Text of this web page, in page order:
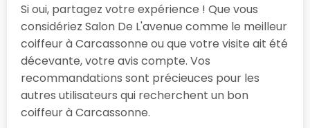
Si oui, partagez votre expérience ! Que vous
considériez Salon De L'avenue comme le meilleur
coiffeur à Carcassonne ou que votre visite ait été
décevante, votre avis compte. Vos
recommandations sont précieuces pour les
autres utilisateurs qui recherchent un bon
coiffeur à Carcassonne.